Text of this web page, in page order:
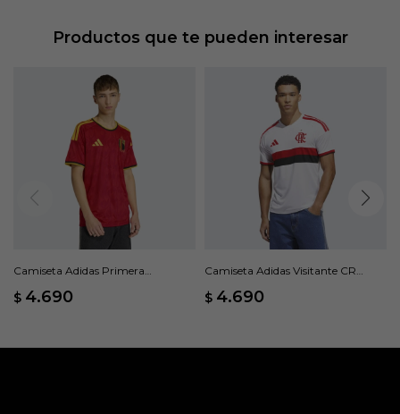
Productos que te pueden interesar
Camiseta Adidas Primera
$ 4.690
Camiseta Adidas Visitante CR
$ 4.690